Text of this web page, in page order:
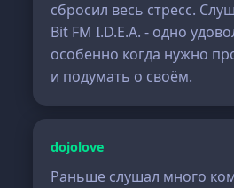
сбросил весь стресс.
Bit FM I.D.E.A. - одно
особенно когда нужно
и подумать о своём.
dojolove
Раньше слушал много